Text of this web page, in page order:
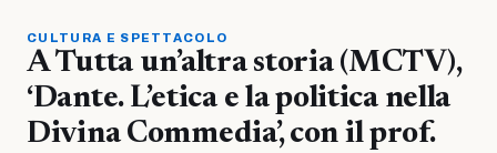
CULTURA E SPETTACOLO
A Tutta un’altra storia (MCTV),
‘Dante. L’etica e la politica nella
Divina Commedia’, con il prof.